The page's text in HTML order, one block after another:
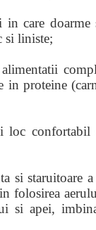
in care
si liniste;
in proteine
loc
si staruitoare
folosirea
si apei,